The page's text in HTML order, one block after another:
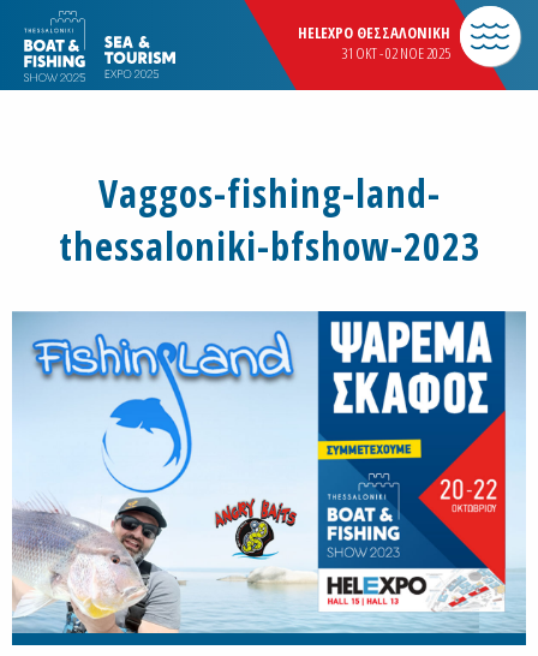
HELEXPO ΘΕΣΣΑΛΟΝΙΚΗ
31 OKT - 02 NOE 2025
Vaggos-fishing-land-
thessaloniki-bfshow-2023